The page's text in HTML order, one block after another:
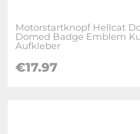
Motorstartknopf Hellcat
Domed Badge Emblem
Aufkleber
€17.97